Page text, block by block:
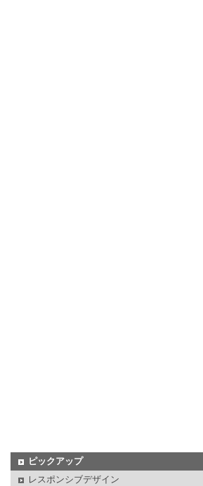
ピックアップ
レスポンシブデザイン